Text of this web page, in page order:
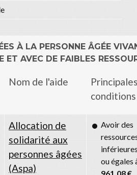
À LA PERSONNE ÂGÉE
ET AVEC DE FAIBLES
Nom de l'aide
conditions
Allocation de
solidarité aux
personnes âgées
(Aspa)
Avoir des
ou égales
961,08 €